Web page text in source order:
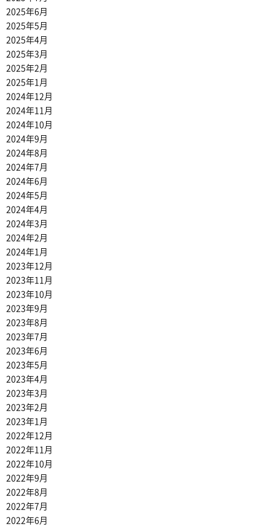
2025年6月
2025年5月
2025年4月
2025年3月
2025年2月
2025年1月
2024年12月
2024年11月
2024年10月
2024年9月
2024年8月
2024年7月
2024年6月
2024年5月
2024年4月
2024年3月
2024年2月
2024年1月
2023年12月
2023年11月
2023年10月
2023年9月
2023年8月
2023年7月
2023年6月
2023年5月
2023年4月
2023年3月
2023年2月
2023年1月
2022年12月
2022年11月
2022年10月
2022年9月
2022年8月
2022年7月
2022年6月